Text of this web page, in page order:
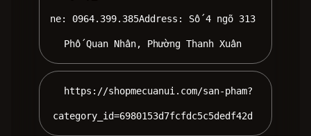
ne: 0964.399.385Address: Số 4 ngõ 313
Phố Quan Nhân, Phường Thanh Xuân
category_id=6980153d7fcfdc5c5dedf42d